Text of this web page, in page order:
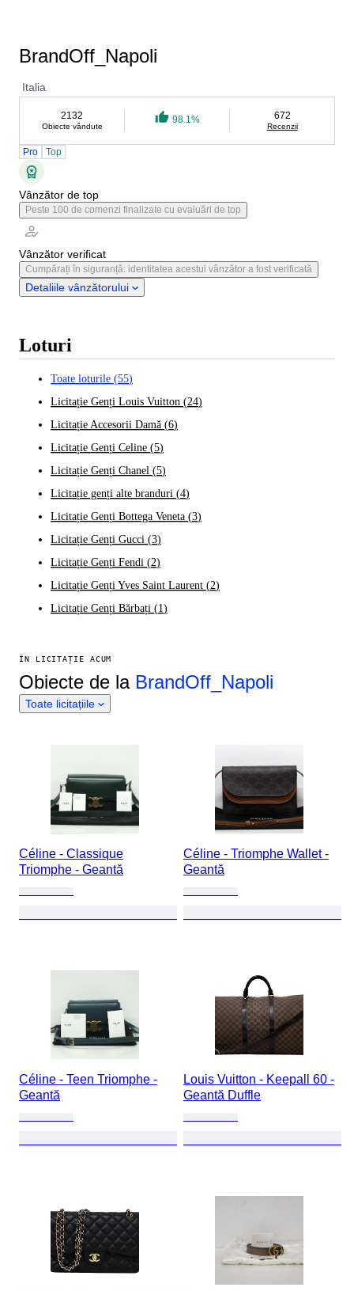
BrandOff_Napoli
Italia
2132
Obiecte vândute
98.1% 672
Recenzii
Pro Top
Vânzător de top
Peste 100 de comenzi finalizate cu evaluări de top
Vânzător verificat
Cumpărați în siguranță: identitatea acestui vânzător a fost verificată
Detaliile vânzătorului
Loturi
Toate loturile (55)
Licitație Genți Louis Vuitton (24)
Licitație Accesorii Damă (6)
Licitație Genți Celine (5)
Licitație Genți Chanel (5)
Licitație genți alte branduri (4)
Licitație Genți Bottega Veneta (3)
Licitație Genți Gucci (3)
Licitație Genți Fendi (2)
Licitație Genți Yves Saint Laurent (2)
Licitație Genți Bărbați (1)
ÎN LICITAȚIE ACUM
Obiecte de la BrandOff_Napoli
Toate licitațiile
Céline - Classique
Triomphe - Geantă
Céline - Triomphe Wallet -
Geantă
Céline - Teen Triomphe -
Geantă
Louis Vuitton - Keepall 60 -
Geantă Duffle